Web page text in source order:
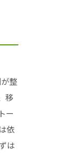
整
移
ー
依
は